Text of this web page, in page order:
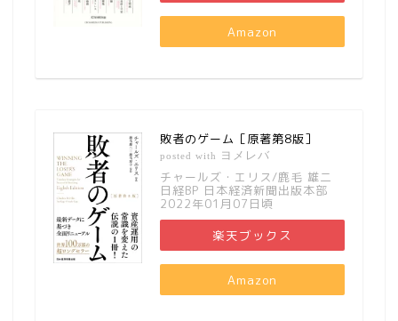
Amazon
敗者のゲーム［原著第8版］
posted with ヨメレバ
チャールズ・エリス/鹿毛 雄二
日経BP 日本経済新聞出版本部
2022年01月07日頃
楽天ブックス
Amazon